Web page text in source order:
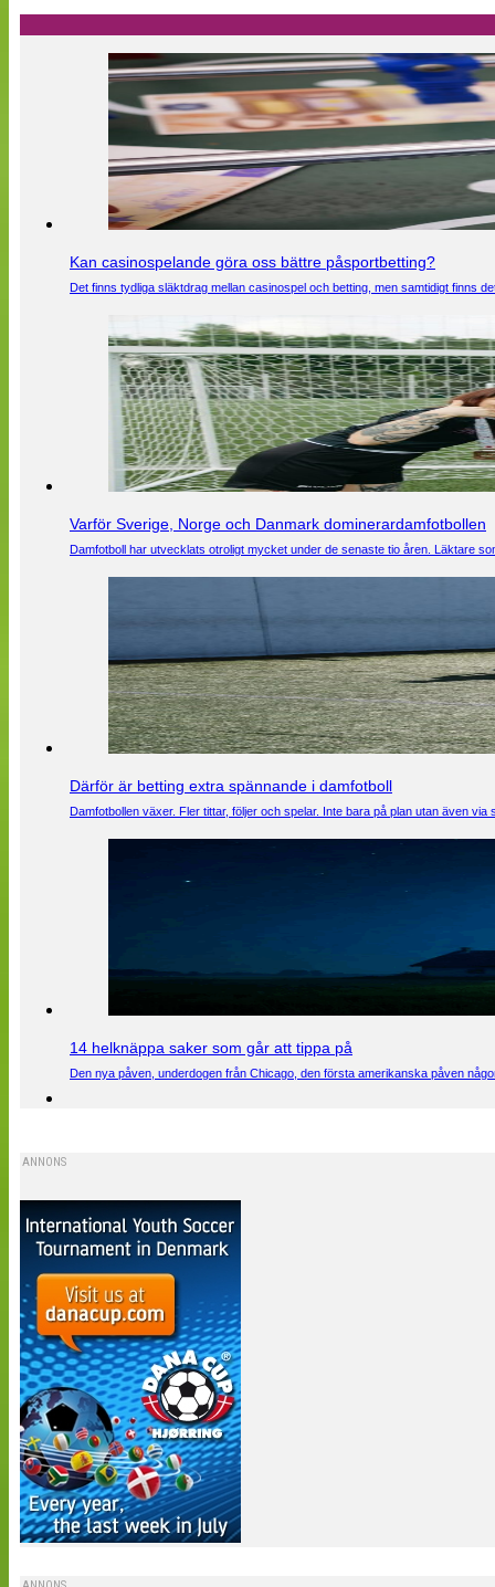
Kan casinospelande göra oss bättre påsportbetting?
Det finns tydliga släktdrag mellan casinospel och betting, men samtidigt finns
Varför Sverige, Norge och Danmark dominerardamfotbollen
Damfotboll har utvecklats otroligt mycket under de senaste tio åren. Läktare
Därför är betting extra spännande i damfotboll
Damfotbollen växer. Fler tittar, följer och spelar. Inte bara på plan utan även
14 helknäppa saker som går att tippa på
Den nya påven, underdogen från Chicago, den första amerikanska påven
ANNONS